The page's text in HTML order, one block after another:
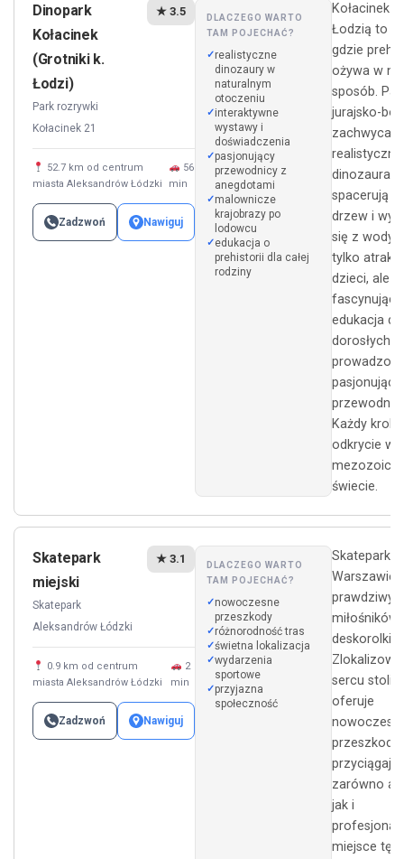
Dinopark
Kołacinek
(Grotniki k.
Łodzi)
Park rozrywki
Kołacinek 21
★ 3.5
52.7 km od centrum
miasta Aleksandrów Łódzki
56
min
Zadzwoń Nawiguj
DLACZEGO WARTO
TAM POJECHAĆ?
realistyczne
dinozaury w
naturalnym
otoczeniu
interaktywne
wystawy i
doświadczenia
pasjonujący
przewodnicy z
anegdotami
malownicze
krajobrazy po
lodowcu
edukacja o
prehistorii dla całej
rodziny
Kołacinek
Łodzią to
gdzie
ożywa w
sposób.
jurajsko-
zachwyca
spacerują
drzew i
się z wody.
tylko
dzieci, ale
fascynująca
edukacja
dorosłych,
Każdy krok
odkrycie w
świecie.
Skatepark
miejski
Skatepark
Aleksandrów Łódzki
★ 3.1
0.9 km od centrum
miasta Aleksandrów Łódzki
2
min
Zadzwoń Nawiguj
DLACZEGO WARTO
TAM POJECHAĆ?
nowoczesne
przeszkody
różnorodność tras
świetna lokalizacja
wydarzenia
sportowe
przyjazna
społeczność
Skatepark
Warszawie
prawdziwy
miłośników
deskorolki i
sercu
oferuje
przyciągają
zarówno
jak i
miejsce